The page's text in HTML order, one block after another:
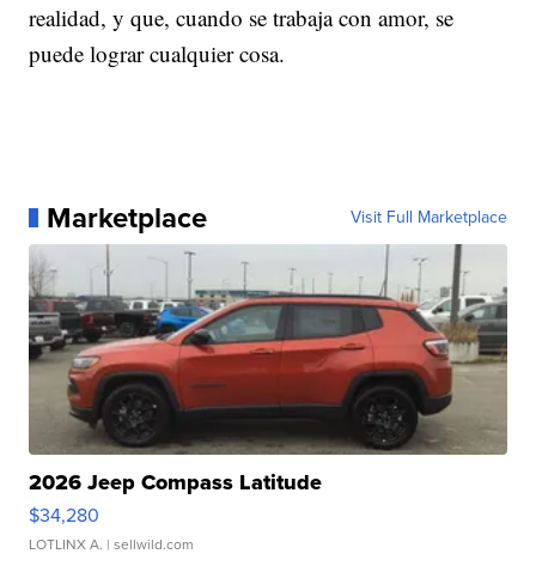
realidad, y que, cuando se trabaja con amor, se
puede lograr cualquier cosa.
Marketplace Visit Full Marketplace
2026 Jeep Compass Latitude
$34,280
LOTLINX A. | sellwild.com